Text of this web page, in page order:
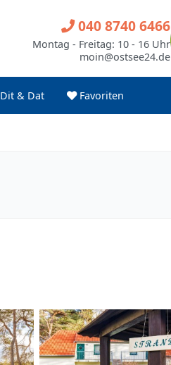
Dit & Dat Favoriten
040 8740 6466
Montag - Freitag: 10 - 16 Uhr
moin@ostsee24.de